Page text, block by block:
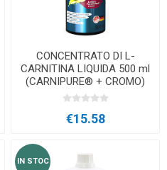
CONCENTRATO DI L-
CARNITINA LIQUIDA 500 ml
(CARNIPURE® + CROMO)
€15.58
IN STOC